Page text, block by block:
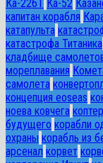
Ка-226Т Ка-52
капитан корабля
катапульта
катастрофа Титаника
кладбище
мореплавания
самолета
концепция eoseas
ноева ковчега коптер
будущего корабли
охраны корабль из
арсенал корвет